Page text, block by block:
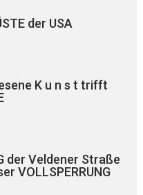
der USA
K u n s t trifft
der Veldener Straße
VOLLSPERRUNG